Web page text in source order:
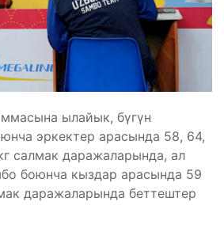
ылайык, бүгүн
эркектер арасында 58, 64,
салмак даражаларында, ал
боюнча кыздар арасында 59
даражаларында беттештер